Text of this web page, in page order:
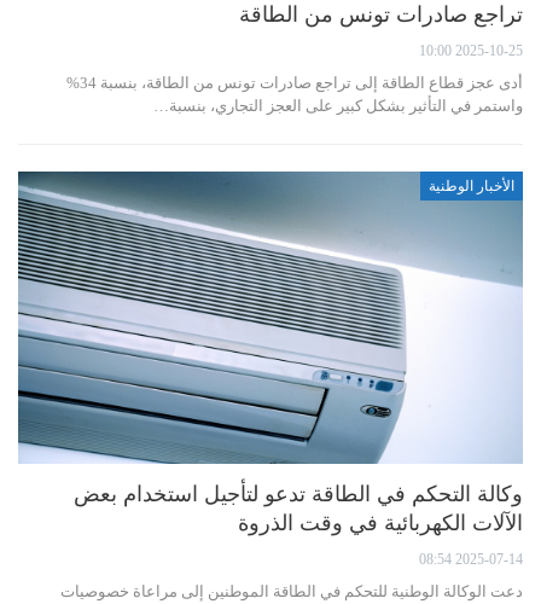
تراجع صادرات تونس من الطاقة
2025-10-25 10:00
أدى عجز قطاع الطاقة إلى تراجع صادرات تونس من الطاقة، بنسبة 34%
واستمر في التأثير بشكل كبير على العجز التجاري، بنسبة…
الأخبار الوطنية
وكالة التحكم في الطاقة تدعو لتأجيل استخدام بعض
الآلات الكهربائية في وقت الذروة
2025-07-14 08:54
دعت الوكالة الوطنية للتحكم في الطاقة الموطنين إلى مراعاة خصوصيات